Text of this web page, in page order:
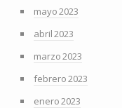
mayo 2023
abril 2023
marzo 2023
febrero 2023
enero 2023